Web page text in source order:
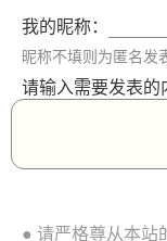
我的昵称：
昵称不填则为匿名发
请输入需要发表的
● 请严格尊从本站